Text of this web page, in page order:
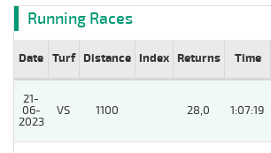
Running Races
Date Turf Distance Index Returns Time
21-
06-
2023
VS 1100 28,0 1:07:19